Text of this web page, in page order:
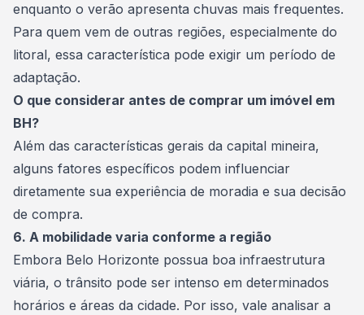
enquanto o verão apresenta chuvas mais frequentes.
Para quem vem de outras regiões, especialmente do
litoral, essa característica pode exigir um período de
adaptação.
O que considerar antes de comprar um imóvel em
BH?
Além das características gerais da capital mineira,
alguns fatores específicos podem influenciar
diretamente sua experiência de moradia e sua decisão
de compra.
6. A mobilidade varia conforme a região
Embora Belo Horizonte possua boa infraestrutura
viária, o trânsito pode ser intenso em determinados
horários e áreas da cidade. Por isso, vale analisar a